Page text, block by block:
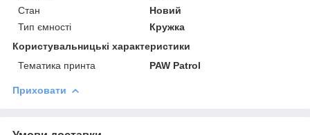
Стан
Новий
Тип ємності
Кружка
Користувальницькі характеристики
Тематика принта
PAW Patrol
Приховати